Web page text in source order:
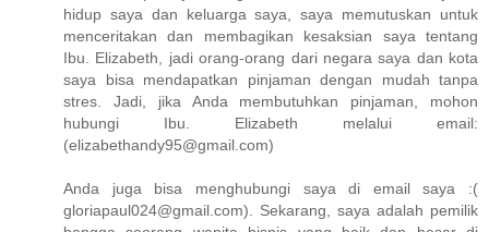
hidup saya dan keluarga saya, saya memutuskan untuk
menceritakan dan membagikan kesaksian saya tentang
Ibu. Elizabeth, jadi orang-orang dari negara saya dan kota
saya bisa mendapatkan pinjaman dengan mudah tanpa
stres. Jadi, jika Anda membutuhkan pinjaman, mohon
hubungi Ibu. Elizabeth melalui email:
(elizabethandy95@gmail.com)
Anda juga bisa menghubungi saya di email saya :(
gloriapaul024@gmail.com). Sekarang, saya adalah pemilik